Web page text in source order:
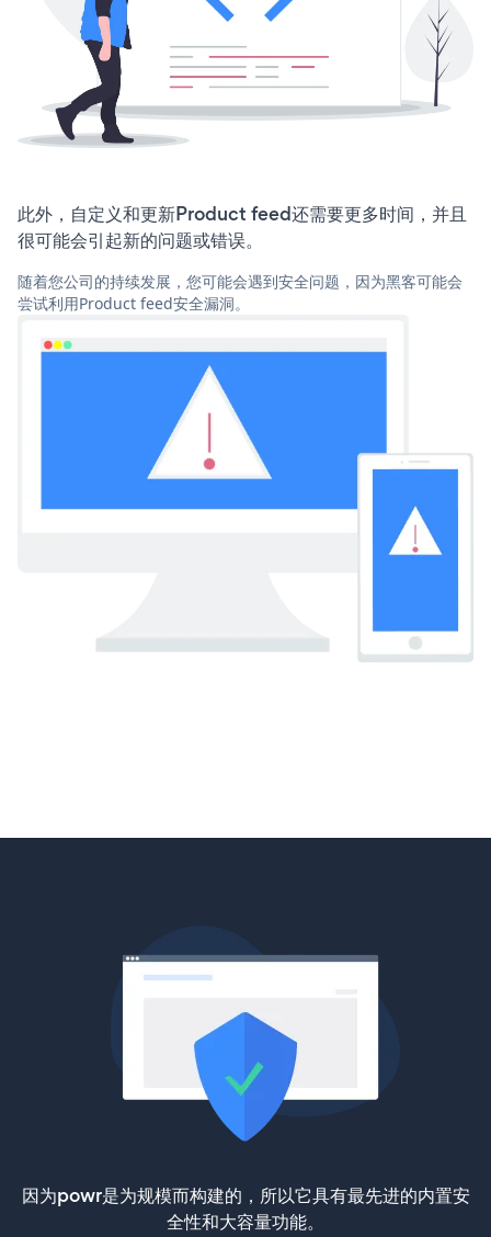
此外，自定义和更新Product feed还需要更多时间，并且
很可能会引起新的问题或错误。
随着您公司的持续发展，您可能会遇到安全问题，因为黑客可能会
尝试利用Product feed安全漏洞。
因为powr是为规模而构建的，所以它具有最先进的内置安
全性和大容量功能。